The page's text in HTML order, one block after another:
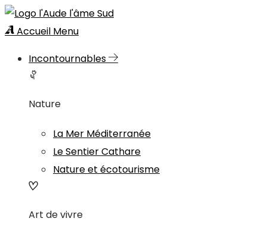
Accueil Menu
Incontournables
Nature
La Mer Méditerranée
Le Sentier Cathare
Nature et écotourisme
Art de vivre